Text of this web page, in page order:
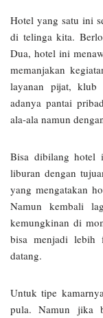
Hotel yang satu ini
di telinga kita.
Dua, hotel ini
memanjakan
layanan pijat, klub
adanya pantai
ala-ala namun
Bisa dibilang hotel
liburan dengan
yang mengatakan
Namun kembali
kemungkinan di
bisa menjadi lebih
datang.
Untuk tipe
pula. Namun jika